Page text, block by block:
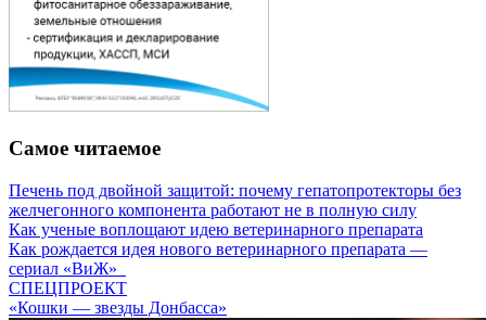
Самое читаемое
Печень под двойной защитой: почему гепатопротекторы без
желчегонного компонента работают не в полную силу
Как ученые воплощают идею ветеринарного препарата
Как рождается идея нового ветеринарного препарата —
сериал «ВиЖ»
СПЕЦПРОЕКТ
«Кошки — звезды Донбасса»